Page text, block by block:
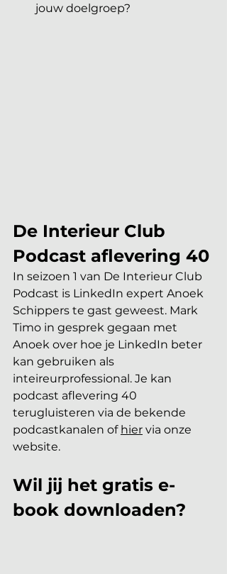
jouw doelgroep?
De Interieur Club
Podcast aflevering 40
In seizoen 1 van De Interieur Club
Podcast is LinkedIn expert Anoek
Schippers te gast geweest. Mark
Timo in gesprek gegaan met
Anoek over hoe je LinkedIn beter
kan gebruiken als
inteireurprofessional. Je kan
podcast aflevering 40
terugluisteren via de bekende
podcastkanalen of hier via onze
website.
Wil jij het gratis e-
book downloaden?